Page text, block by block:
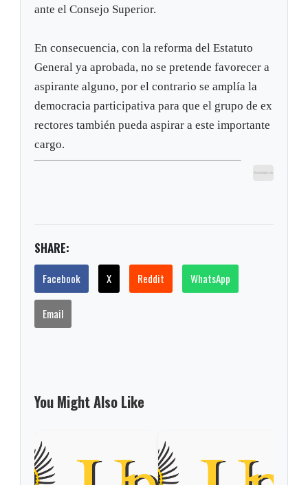
ante el Consejo Superior.
En consecuencia, con la reforma del Estatuto
General ya aprobada, no se pretende favorecer a
aspirante alguno, por el contrario se amplía la
democracia participativa para que el grupo de ex
rectores también pueda aspirar a este importante
cargo.
SHARE:
Facebook X Reddit WhatsApp
Email
You Might Also Like